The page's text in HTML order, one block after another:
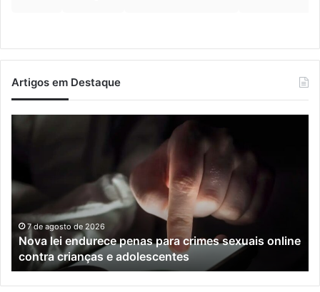
Artigos em Destaque
para
crimes
sexuais
online
contra
crianças
e
adolescentes
7 de agosto de 2026
Nova lei endurece penas para crimes sexuais online
contra crianças e adolescentes